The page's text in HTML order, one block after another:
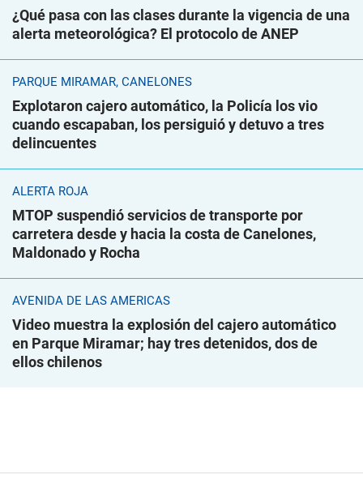
¿Qué pasa con las clases durante la vigencia de una
alerta meteorológica? El protocolo de ANEP
PARQUE MIRAMAR, CANELONES
Explotaron cajero automático, la Policía los vio
cuando escapaban, los persiguió y detuvo a tres
delincuentes
ALERTA ROJA
MTOP suspendió servicios de transporte por
carretera desde y hacia la costa de Canelones,
Maldonado y Rocha
AVENIDA DE LAS AMÉRICAS
Video muestra la explosión del cajero automático
en Parque Miramar; hay tres detenidos, dos de
ellos chilenos